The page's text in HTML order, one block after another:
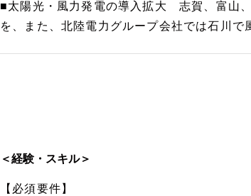
■太陽光・風力発電の導入拡大 志賀、富山
を、また、北陸電力グループ会社では石川で
＜経験・スキル＞
【必須要件】